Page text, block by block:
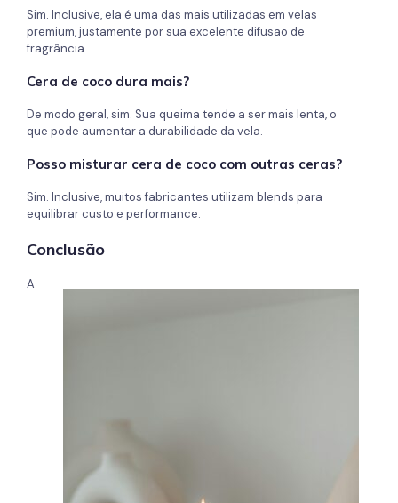
Sim. Inclusive, ela é uma das mais utilizadas em velas
premium, justamente por sua excelente difusão de
fragrância.
Cera de coco dura mais?
De modo geral, sim. Sua queima tende a ser mais lenta, o
que pode aumentar a durabilidade da vela.
Posso misturar cera de coco com outras ceras?
Sim. Inclusive, muitos fabricantes utilizam blends para
equilibrar custo e performance.
Conclusão
A